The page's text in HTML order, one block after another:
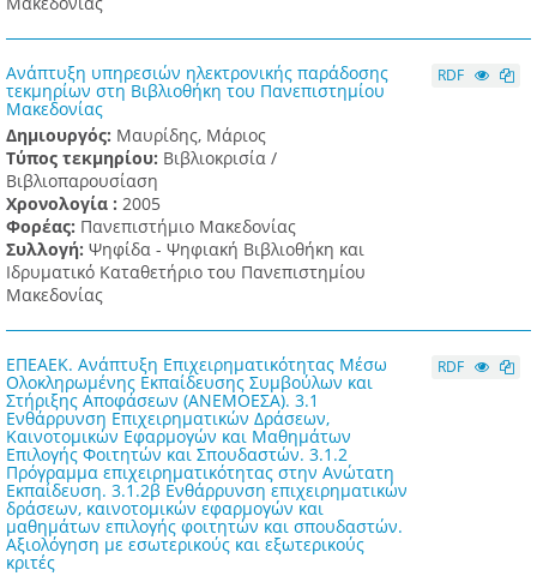
Ανάπτυξη υπηρεσιών ηλεκτρονικής παράδοσης
τεκμηρίων στη Βιβλιοθήκη του Πανεπιστημίου
Μακεδονίας
Δημιουργός: Μαυρίδης, Μάριος
Τύπος τεκμηρίου: Βιβλιοκρισία /
Βιβλιοπαρουσίαση
Χρονολογία : 2005
Φορέας: Πανεπιστήμιο Μακεδονίας
Συλλογή: Ψηφίδα - Ψηφιακή Βιβλιοθήκη και
Ιδρυματικό Καταθετήριο του Πανεπιστημίου
Μακεδονίας
RDF
ΕΠΕΑΕΚ. Ανάπτυξη Επιχειρηματικότητας Μέσω
Ολοκληρωμένης Εκπαίδευσης Συμβούλων και
Στήριξης Αποφάσεων (ΑΝΕΜΟΕΣΑ). 3.1
Ενθάρρυνση Επιχειρηματικών Δράσεων,
Καινοτομικών Εφαρμογών και Μαθημάτων
Επιλογής Φοιτητών και Σπουδαστών. 3.1.2
Πρόγραμμα επιχειρηματικότητας στην Ανώτατη
Εκπαίδευση. 3.1.2β Ενθάρρυνση επιχειρηματικών
δράσεων, καινοτομικών εφαρμογών και
μαθημάτων επιλογής φοιτητών και σπουδαστών.
Αξιολόγηση με εσωτερικούς και εξωτερικούς
κριτές
RDF